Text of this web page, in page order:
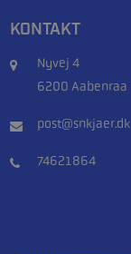
KONTAKT
Nyvej 4
6200 Aabenraa
post@snkjaer.dk
74621864